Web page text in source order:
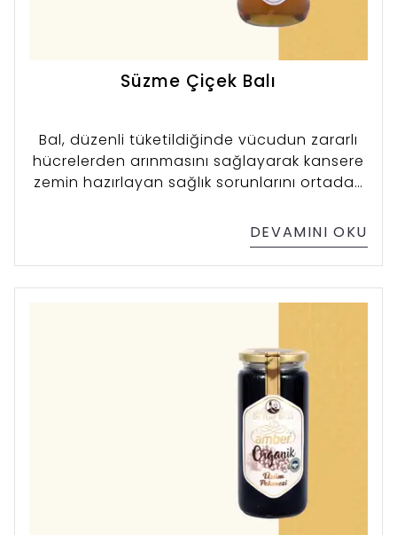
Süzme Çiçek Balı
Bal, düzenli tüketildiğinde vücudun zararlı
hücrelerden arınmasını sağlayarak kansere
zemin hazırlayan sağlık sorunlarını ortadan
DEVAMINI OKU